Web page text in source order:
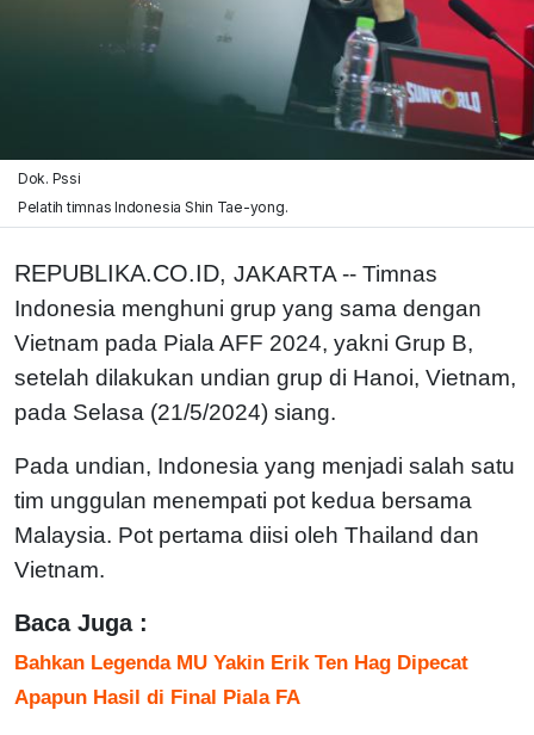
Dok. Pssi
Pelatih timnas Indonesia Shin Tae-yong.
REPUBLIKA.CO.ID, JAKARTA -- Timnas
Indonesia menghuni grup yang sama dengan
Vietnam pada Piala AFF 2024, yakni Grup B,
setelah dilakukan undian grup di Hanoi, Vietnam,
pada Selasa (21/5/2024) siang.
Pada undian, Indonesia yang menjadi salah satu
tim unggulan menempati pot kedua bersama
Malaysia. Pot pertama diisi oleh Thailand dan
Vietnam.
Baca Juga :
Bahkan Legenda MU Yakin Erik Ten Hag Dipecat
Apapun Hasil di Final Piala FA